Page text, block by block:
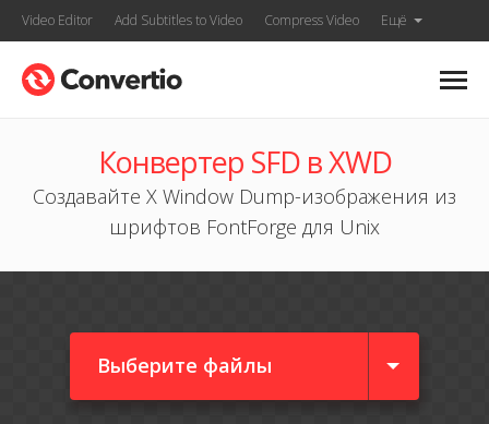
Video Editor Add Subtitles to Video Compress Video Ещё
Конвертер SFD в XWD
Создавайте X Window Dump-изображения из
шрифтов FontForge для Unix
Выберите файлы